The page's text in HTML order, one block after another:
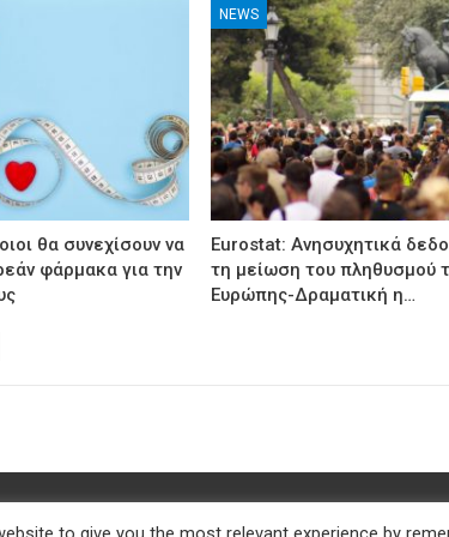
θα συνεχίσουν να
φάρμακα για την
NEWS
Eurostat: Ανησυχητικά
τη μείωση του πληθυσμού
Ευρώπης-Δραματική η…